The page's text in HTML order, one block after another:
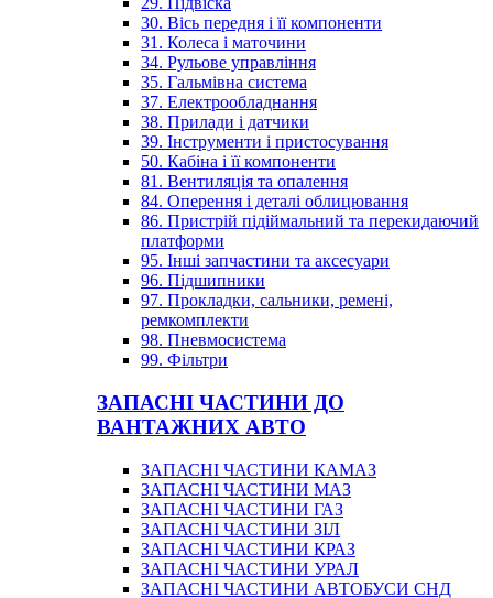
30. Вісь передня і її компоненти
31. Колеса і маточини
34. Рульове управління
35. Гальмівна система
37. Електрообладнання
38. Прилади і датчики
39. Інструменти і пристосування
50. Кабіна і її компоненти
81. Вентиляція та опалення
84. Оперення і деталі облицювання
86. Пристрій підіймальний та перекидаючий
платформи
95. Інші запчастини та аксесуари
96. Підшипники
97. Прокладки, сальники, ремені,
ремкомплекти
98. Пневмосистема
99. Фільтри
ЗАПАСНІ ЧАСТИНИ ДО
ВАНТАЖНИХ АВТО
ЗАПАСНІ ЧАСТИНИ КАМАЗ
ЗАПАСНІ ЧАСТИНИ МАЗ
ЗАПАСНІ ЧАСТИНИ ГАЗ
ЗАПАСНІ ЧАСТИНИ ЗІЛ
ЗАПАСНІ ЧАСТИНИ КРАЗ
ЗАПАСНІ ЧАСТИНИ УРАЛ
ЗАПАСНІ ЧАСТИНИ АВТОБУСИ СНД